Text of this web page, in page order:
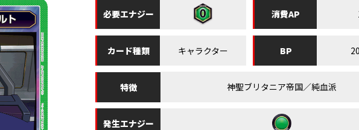
必要エナジー 消費AP
カード種類 キャラクター BP
特徴 神聖ブリタニア帝国／純血派
発生エナジー